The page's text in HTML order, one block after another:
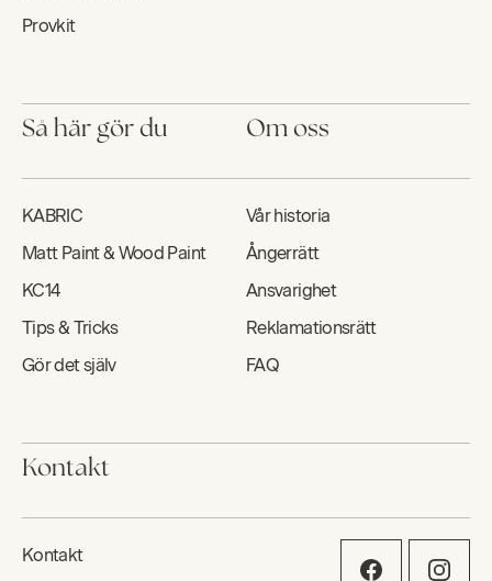
Provkit
Så här gör du
KABRIC
Matt Paint & Wood Paint
KC14
Tips & Tricks
Gör det själv
Om oss
Vår historia
Ångerrätt
Ansvarighet
Reklamationsrätt
FAQ
Kontakt
Kontakt